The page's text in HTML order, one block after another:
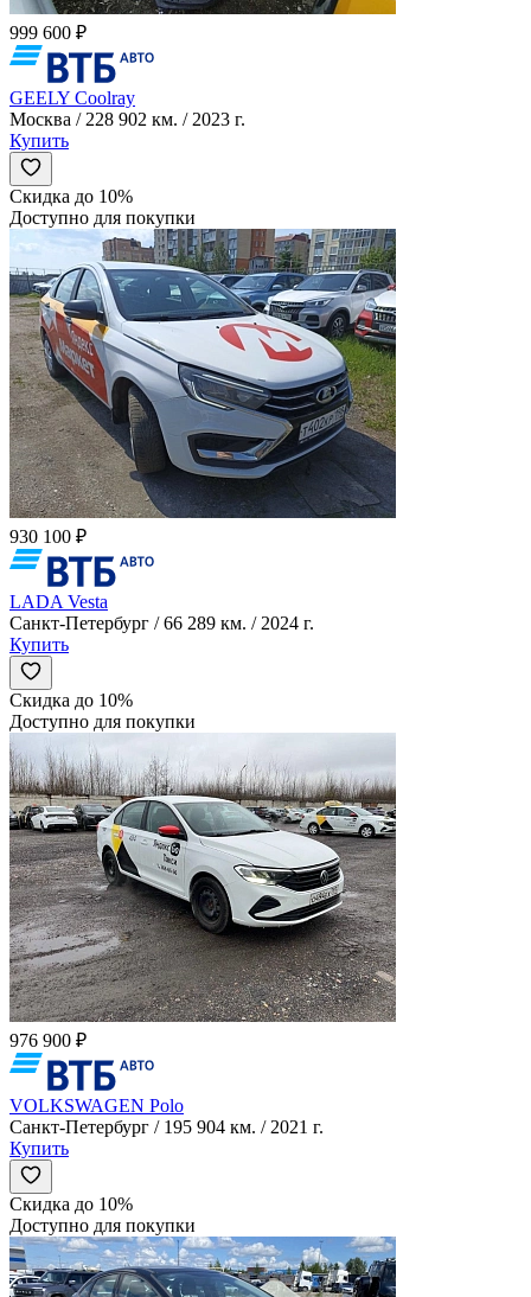
999 600 ₽
GEELY Coolray
Москва / 228 902 км. / 2023 г.
Купить
Скидка до 10%
Доступно для покупки
930 100 ₽
LADA Vesta
Санкт-Петербург / 66 289 км. / 2024 г.
Купить
Скидка до 10%
Доступно для покупки
976 900 ₽
VOLKSWAGEN Polo
Санкт-Петербург / 195 904 км. / 2021 г.
Купить
Скидка до 10%
Доступно для покупки